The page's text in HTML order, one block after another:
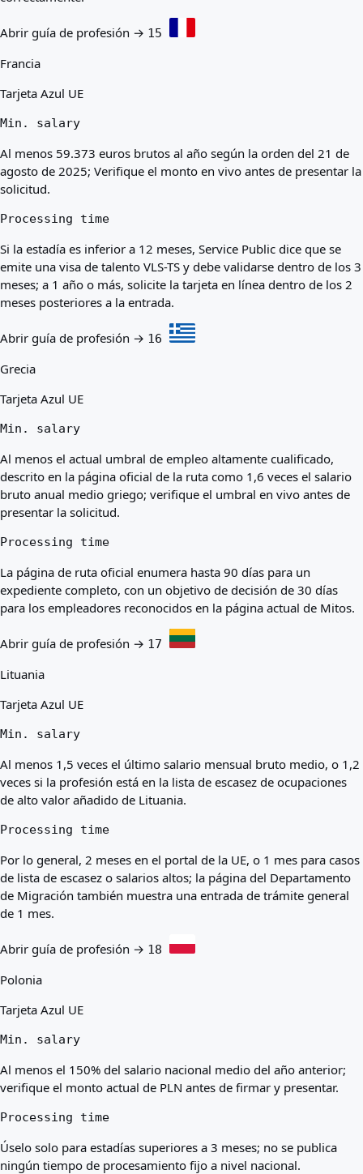
Abrir guía de profesión → 15
Francia
Tarjeta Azul UE
Min. salary
Al menos 59.373 euros brutos al año según la orden del 21 de
agosto de 2025; Verifique el monto en vivo antes de presentar la
solicitud.
Processing time
Si la estadía es inferior a 12 meses, Service Public dice que se
emite una visa de talento VLS-TS y debe validarse dentro de los 3
meses; a 1 año o más, solicite la tarjeta en línea dentro de los 2
meses posteriores a la entrada.
Abrir guía de profesión → 16
Grecia
Tarjeta Azul UE
Min. salary
Al menos el actual umbral de empleo altamente cualificado,
descrito en la página oficial de la ruta como 1,6 veces el salario
bruto anual medio griego; verifique el umbral en vivo antes de
presentar la solicitud.
Processing time
La página de ruta oficial enumera hasta 90 días para un
expediente completo, con un objetivo de decisión de 30 días
para los empleadores reconocidos en la página actual de Mitos.
Abrir guía de profesión → 17
Lituania
Tarjeta Azul UE
Min. salary
Al menos 1,5 veces el último salario mensual bruto medio, o 1,2
veces si la profesión está en la lista de escasez de ocupaciones
de alto valor añadido de Lituania.
Processing time
Por lo general, 2 meses en el portal de la UE, o 1 mes para casos
de lista de escasez o salarios altos; la página del Departamento
de Migración también muestra una entrada de trámite general
de 1 mes.
Abrir guía de profesión → 18
Polonia
Tarjeta Azul UE
Min. salary
Al menos el 150% del salario nacional medio del año anterior;
verifique el monto actual de PLN antes de firmar y presentar.
Processing time
Úselo solo para estadías superiores a 3 meses; no se publica
ningún tiempo de procesamiento fijo a nivel nacional.